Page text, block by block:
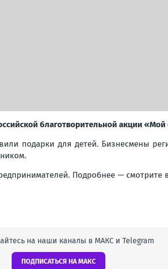
благотворительной акции «Мой
подарки для детей. Бизнесмены
Подробнее — смотрите
на наши каналы в МАКС и Telegram
ПОДПИСАТЬСЯ НА МАКС